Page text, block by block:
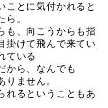
ことに気付かれると
ら。
も、向こうからも指
掛けて飛んで来てい
ている
から、なんでも
りません。
れるということもあ